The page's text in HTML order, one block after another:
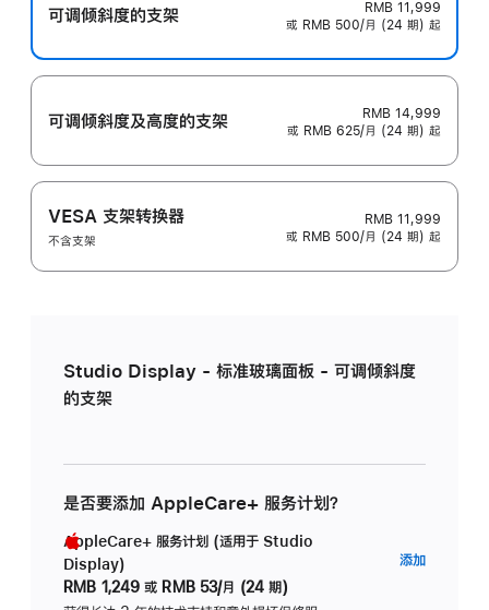
可调倾斜度的支架
RMB 11,999
或 RMB 500/月 (24 期) 起
可调倾斜度及高‍度的支‍架
RMB 14,999
或 RMB 625/月 (24 期) 起
VESA 支架转换器
不含支架
RMB 11,999
或 RMB 500/月 (24 期) 起
Studio Display - 标准玻璃面板 - 可调倾斜度
的支架
是否要添加 AppleCare+ 服务计划？
AppleCare+ 服务计划 (适用于 Studio
Display)
RMB 1,249 或 RMB 53/月 (24 期)
添加